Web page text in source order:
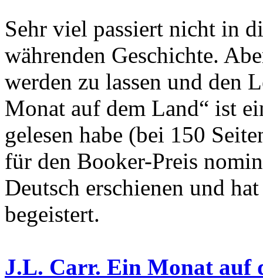
Sehr viel passiert nicht in
währenden Geschichte.
werden zu lassen und den
Monat auf dem Land“ ist
gelesen habe (bei 150
für den Booker-Preis
Deutsch erschienen und
begeistert.
J.L. Carr. Ein Monat auf